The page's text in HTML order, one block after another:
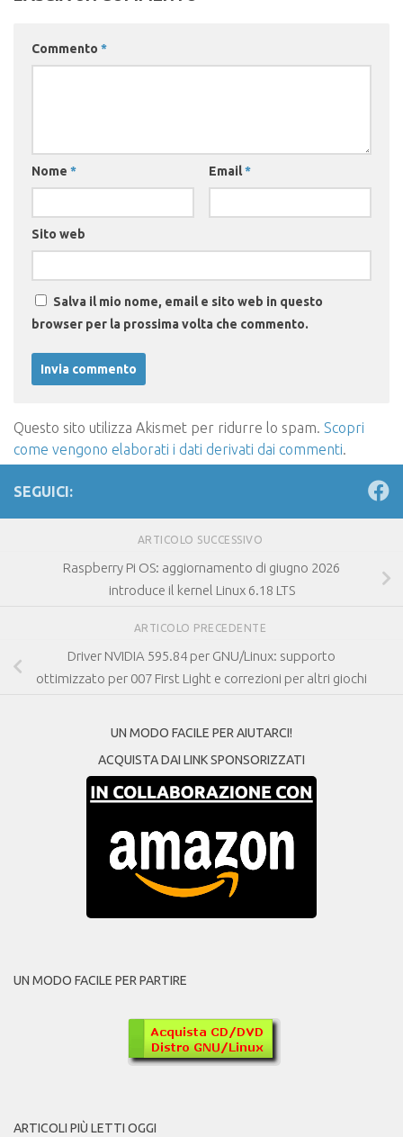
Commento *
Nome * Email*
Sito web
Salva il mio nome, email e sito web in questo
browser per la prossima volta che commento.
Questo sito utilizza Akismet per ridurre lo spam. Scopri
come vengono elaborati i dati derivati dai commenti.
SEGUICI:
ARTICOLO SUCCESSIVO
Raspberry Pi OS: aggiornamento di giugno 2026
introduce il kernel Linux 6.18 LTS
ARTICOLO PRECEDENTE
Driver NVIDIA 595.84 per GNU/Linux: supporto
ottimizzato per 007 First Light e correzioni per altri giochi
UN MODO FACILE PER AIUTARCI!
ACQUISTA DAI LINK SPONSORIZZATI
UN MODO FACILE PER PARTIRE
ARTICOLI PIÙ LETTI OGGI